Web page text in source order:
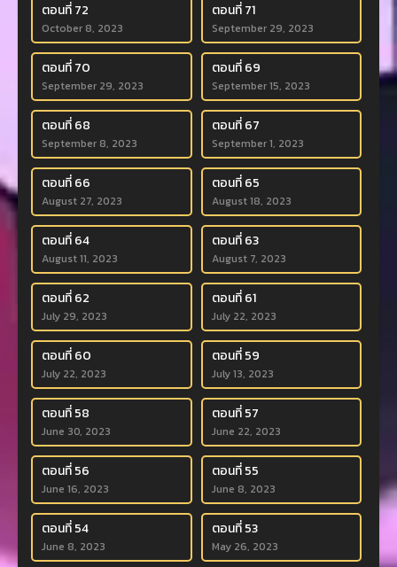
ตอนที่ 72
October 8, 2023
ตอนที่ 71
September 29, 2023
ตอนที่ 70
September 29, 2023
ตอนที่ 69
September 15, 2023
ตอนที่ 68
September 8, 2023
ตอนที่ 67
September 1, 2023
ตอนที่ 66
August 27, 2023
ตอนที่ 65
August 18, 2023
ตอนที่ 64
August 11, 2023
ตอนที่ 63
August 7, 2023
ตอนที่ 62
July 29, 2023
ตอนที่ 61
July 22, 2023
ตอนที่ 60
July 22, 2023
ตอนที่ 59
July 13, 2023
ตอนที่ 58
June 30, 2023
ตอนที่ 57
June 22, 2023
ตอนที่ 56
June 16, 2023
ตอนที่ 55
June 8, 2023
ตอนที่ 54
June 8, 2023
ตอนที่ 53
May 26, 2023